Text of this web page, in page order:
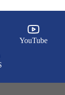
YouTube